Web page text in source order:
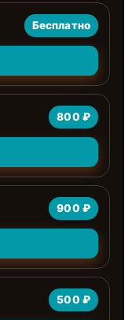
Бесплатно
800 ₽
900 ₽
500 ₽